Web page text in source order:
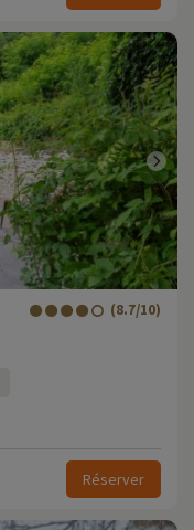
(8.7/10)
Réserver